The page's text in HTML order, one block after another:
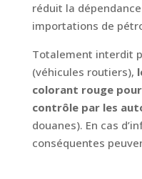
réduit la
importations de
Totalement interdit
(véhicules routiers),
colorant rouge
contrôle par les
douanes). En cas
conséquentes